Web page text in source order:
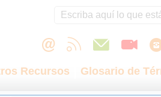
Recursos
Glosario de